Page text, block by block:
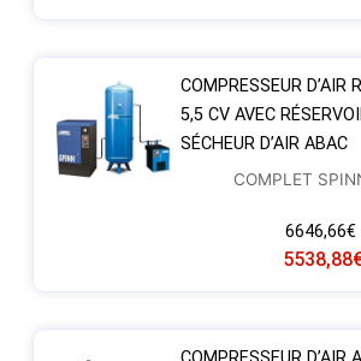
COMPRESSEUR D’AIR
5,5 CV AVEC
SÉCHEUR D’AIR ABAC
COMPLET
6646,66€
5538,88